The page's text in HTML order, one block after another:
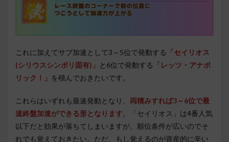
これに加えてサブ加速として3～5位で発動する 「セイリオス
(シリウスシンボリ固有)」 と 6位で発動する 「レッツ・アナボ
リック！」 を積んでおきたいです。
これらはいずれも最速発動となり、 両積みすれば3～6位で最
速終盤加速ができる形となります。「セイリオス」は4番人気
以下だと効果が落ちてしまいますが、順位条件が広いのでそ
れでも覚えておきたい。ただ、もし覚えるのが資産的に辛い